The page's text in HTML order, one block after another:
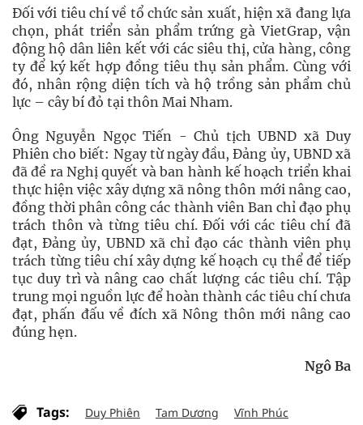
Đối với tiêu chí về tổ chức sản xuất, hiện xã đang lựa
chọn, phát triển sản phẩm trứng gà VietGrap, vận
động hộ dân liên kết với các siêu thị, cửa hàng, công
ty để ký kết hợp đồng tiêu thụ sản phẩm. Cùng với
đó, nhân rộng diện tích và hộ trồng sản phẩm chủ
lực – cây bí đỏ tại thôn Mai Nham.
Ông Nguyễn Ngọc Tiến - Chủ tịch UBND xã Duy
Phiên cho biết: Ngay từ ngày đầu, Đảng ủy, UBND xã
đã đề ra Nghị quyết và ban hành kế hoạch triển khai
thực hiện việc xây dựng xã nông thôn mới nâng cao,
đồng thời phân công các thành viên Ban chỉ đạo phụ
trách thôn và từng tiêu chí. Đối với các tiêu chí đã
đạt, Đảng ủy, UBND xã chỉ đạo các thành viên phụ
trách từng tiêu chí xây dựng kế hoạch cụ thể để tiếp
tục duy trì và nâng cao chất lượng các tiêu chí. Tập
trung mọi nguồn lực để hoàn thành các tiêu chí chưa
đạt, phấn đấu về đích xã Nông thôn mới nâng cao
đúng hẹn.
Ngô Ba
Tags: Duy Phiên Tam Dương Vĩnh Phúc